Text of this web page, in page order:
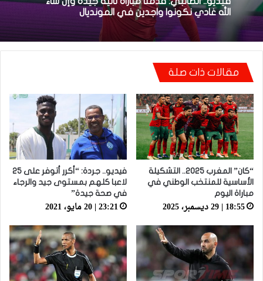
الله غادي نكونوا واجدين في المونديال
مقالات ذات صلة
“كان” المغرب 2025.. التشكيلة
الأساسية للمنتخب الوطني في
مباراة اليوم
18:55 | 29 ديسمبر، 2025
فيديو.. جردة: “أكرر أتوفر على 25
لاعبا كلهم بمستوى جيد والرجاء
في صحة جيدة”
23:21 | 20 مايو، 2021